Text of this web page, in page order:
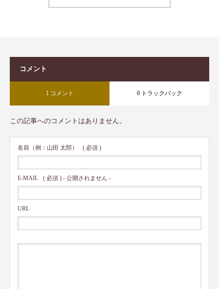
コメント
1 コメント 0 トラックバック
この記事へのコメントはありません。
名前（例：山田 太郎） ( 必須 )
E-MAIL ( 必須 ) - 公開されません -
URL